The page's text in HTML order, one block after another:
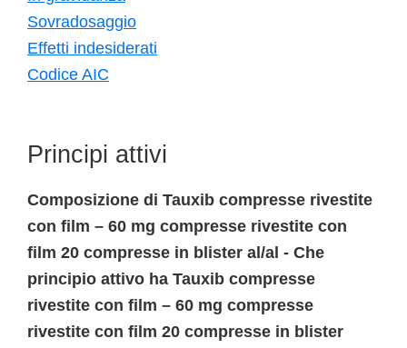
Sovradosaggio
Effetti indesiderati
Codice AIC
Principi attivi
Composizione di Tauxib compresse rivestite
con film – 60 mg compresse rivestite con
film 20 compresse in blister al/al - Che
principio attivo ha Tauxib compresse
rivestite con film – 60 mg compresse
rivestite con film 20 compresse in blister